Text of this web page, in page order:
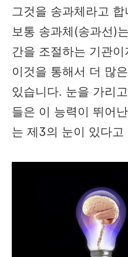
그것을 송과체라고 합
보통 송과체(송과선)
간을 조절하는 기관
이것을 통해서 더 많
있습니다. 눈을 가리
들은 이 능력이 뛰어
는 제3의 눈이 있다고